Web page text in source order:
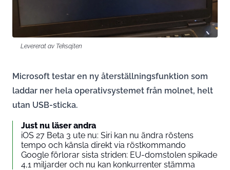
Levererat av Teksajten
Microsoft testar en ny återställningsfunktion som
laddar ner hela operativsystemet från molnet, helt
utan USB-sticka.
Just nu läser andra
iOS 27 Beta 3 ute nu: Siri kan nu ändra röstens
tempo och känsla direkt via röstkommando
Google förlorar sista striden: EU-domstolen spikade
4,1 miljarder och nu kan konkurrenter stämma